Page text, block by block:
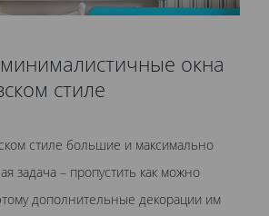
окна
стиле
стиле большие и максимально
задача – пропустить как можно
дополнительные декорации им